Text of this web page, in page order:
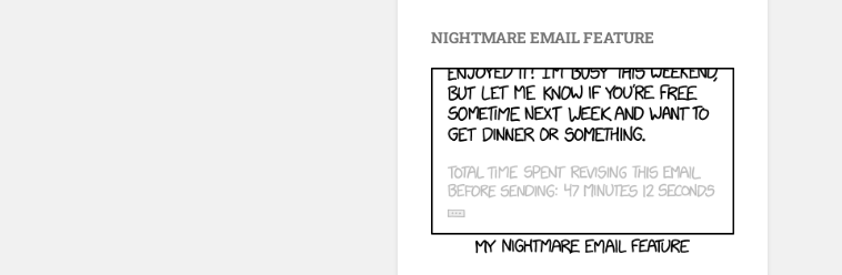
NIGHTMARE EMAIL FEATURE